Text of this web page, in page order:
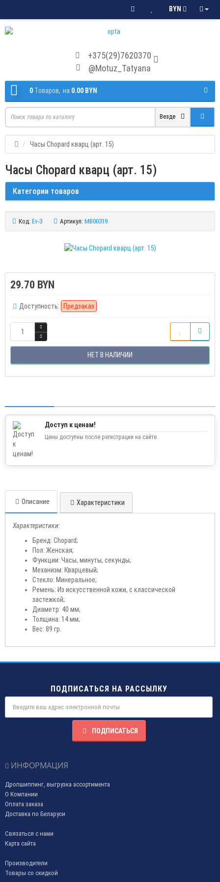
BYN
+375(29)7620370
@Motuz_Tatyana
0 Tоваров, на 0.00 BYN
Везде
Часы Chopard кварц (арт. 15)
Часы Chopard кварц (арт. 15)
Категории товаров
Код: Ev-3 Артикул: MB00319
29.70 BYN
Доступность: Предзаказ
НЕТ В НАЛИЧИИ
Доступ к ценам!
Цены доступны после регистрации на сайте.
Описание Характеристики
Характеристики:
Бренд: Chopard;
Пол: Женская;
Функции: Часы, минуты, секунды;
Механизм: Кварцевый;
Стекло: Минеральное;
Ремень: Из искусственной кожи, с классической
застежкой;
Диаметр: 40 мм;
Толщина: 14 мм;
Вес: 89 гр.
ПОДПИСАТЬСЯ НА РАССЫЛКУ
ПОДПИСАТЬСЯ
ИНФОРМАЦИЯ
Дропшиппинг, выгрузка ассортимента
О Компании
Оплата заказа
Доставка по Беларуси
Связаться с нами
Карта сайта
Производители
Товары со скидкой